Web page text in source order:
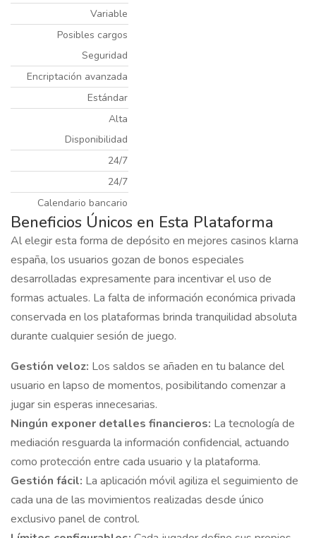
Variable
Posibles cargos
Seguridad
Encriptación avanzada
Estándar
Alta
Disponibilidad
24/7
24/7
Calendario bancario
Beneficios Únicos en Esta Plataforma
Al elegir esta forma de depósito en mejores casinos klarna
españa, los usuarios gozan de bonos especiales
desarrolladas expresamente para incentivar el uso de
formas actuales. La falta de información económica privada
conservada en los plataformas brinda tranquilidad absoluta
durante cualquier sesión de juego.
Gestión veloz: Los saldos se añaden en tu balance del
usuario en lapso de momentos, posibilitando comenzar a
jugar sin esperas innecesarias.
Ningún exponer detalles financieros: La tecnología de
mediación resguarda la información confidencial, actuando
como protección entre cada usuario y la plataforma.
Gestión fácil: La aplicación móvil agiliza el seguimiento de
cada una de las movimientos realizadas desde único
exclusivo panel de control.